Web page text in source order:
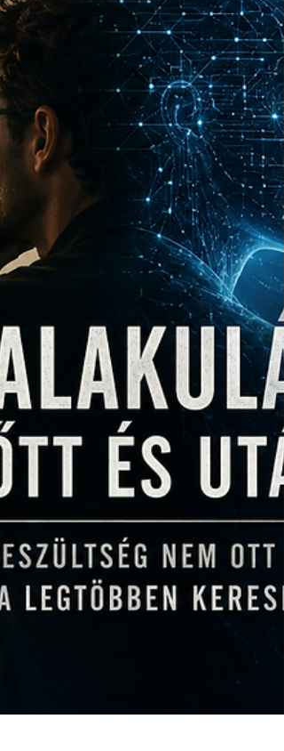
ők játsszák majd ki a legkönnyebben. Egy
„select all, approve", és kész.